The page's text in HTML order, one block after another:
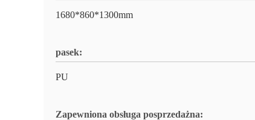
1680*860*1300mm
pasek:
PU
Zapewniona obsługa posprzedażna: